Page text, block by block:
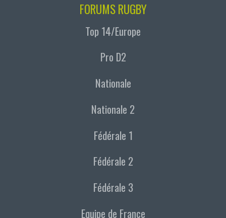
FORUMS RUGBY
Top 14/Europe
Pro D2
Nationale
Nationale 2
Fédérale 1
Fédérale 2
Fédérale 3
Equipe de France